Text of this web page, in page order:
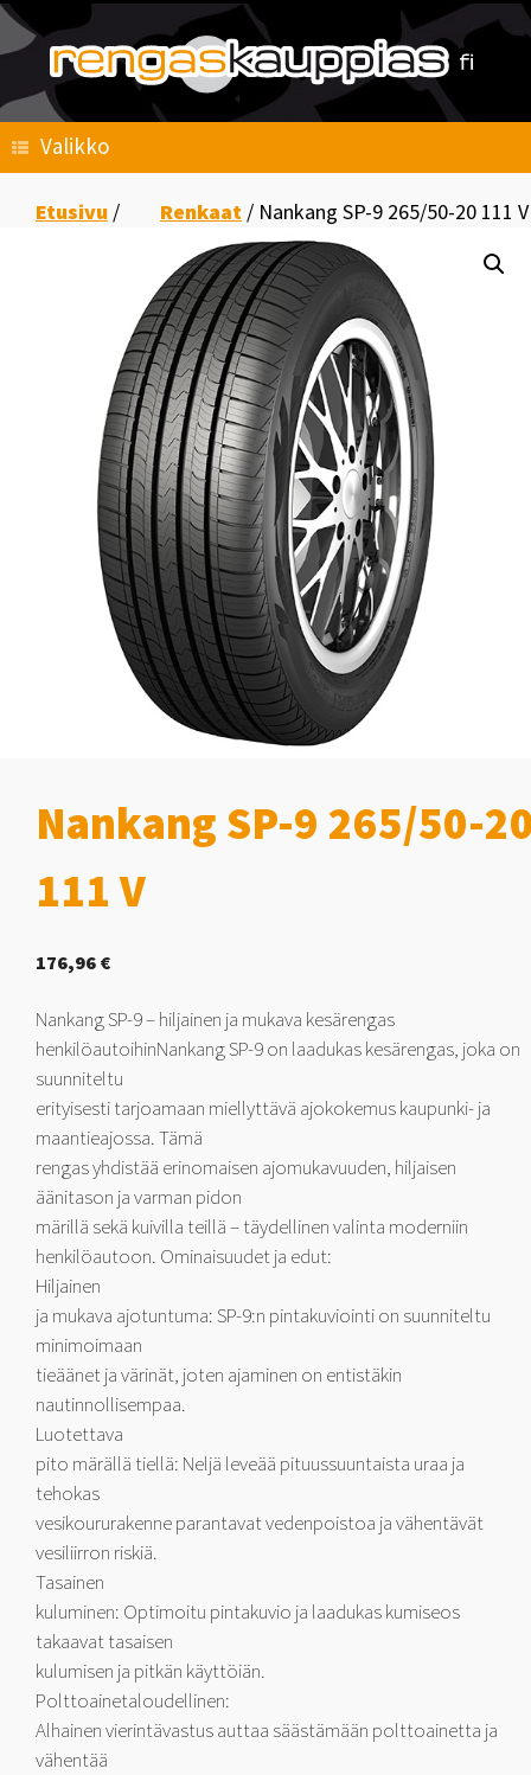
Skip
content
Valikko
Etusivu / Renkaat / Nankang SP-9 265/50-20 111 V
Nankang SP-9 265/50-
111 V
176,96 €
Nankang SP-9 – hiljainen ja mukava kesärengas
henkilöautoihinNankang SP-9 on laadukas kesärengas, joka on
suunniteltu
erityisesti tarjoamaan miellyttävä ajokokemus kaupunki- ja
maantieajossa. Tämä
rengas yhdistää erinomaisen ajomukavuuden, hiljaisen
äänitason ja varman pidon
märillä sekä kuivilla teillä – täydellinen valinta moderniin
henkilöautoon. Ominaisuudet ja edut:
Hiljainen
ja mukava ajotuntuma: SP-9:n pintakuviointi on suunniteltu
minimoimaan
tieäänet ja värinät, joten ajaminen on entistäkin
nautinnollisempaa.
Luotettava
pito märällä tiellä: Neljä leveää pituussuuntaista uraa ja
tehokas
vesikoururakenne parantavat vedenpoistoa ja vähentävät
vesiliirron riskiä.
Tasainen
kuluminen: Optimoitu pintakuvio ja laadukas kumiseos
takaavat tasaisen
kulumisen ja pitkän käyttöiän.
Polttoainetaloudellinen:
Alhainen vierintävastus auttaa säästämään polttoainetta ja
vähentää